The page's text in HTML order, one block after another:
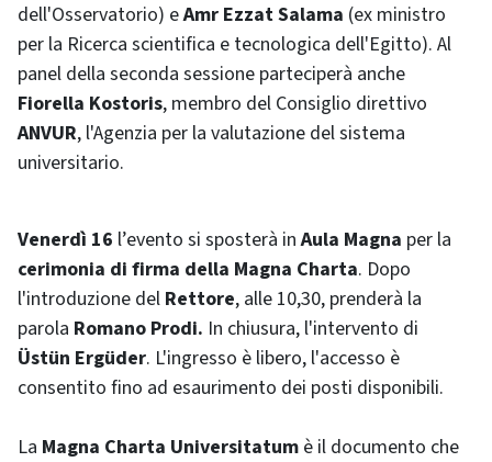
dell'Osservatorio) eAmr Ezzat Salama (ex ministro
per la Ricerca scientifica e tecnologica dell'Egitto). Al
panel della seconda sessione parteciperà anche
Fiorella Kostoris, membro del Consiglio direttivo
ANVUR, l'Agenzia per la valutazione del sistema
universitario.
Venerdì 16 l’evento si sposterà inAula Magna per la
cerimonia di firma della Magna Charta. Dopo
l'introduzione del Rettore, alle 10,30, prenderà la
parola Romano Prodi. In chiusura, l'intervento di
Üstün Ergüder. L'ingresso è libero, l'accesso è
consentito fino ad esaurimento dei posti disponibili.
La Magna Charta Universitatum è il documento che